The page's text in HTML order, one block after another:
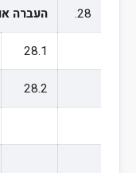
28. העברה
28.1
28.2